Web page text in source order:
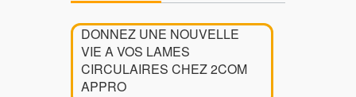
DONNEZ UNE NOUVELLE
VIE A VOS LAMES
CIRCULAIRES CHEZ 2COM
APPRO